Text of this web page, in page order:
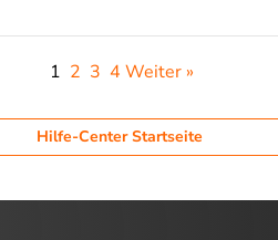
1 2 3 4 Weiter »
Hilfe-Center Startseite